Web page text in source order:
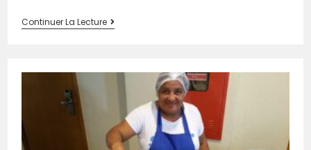
Continuer La Lecture